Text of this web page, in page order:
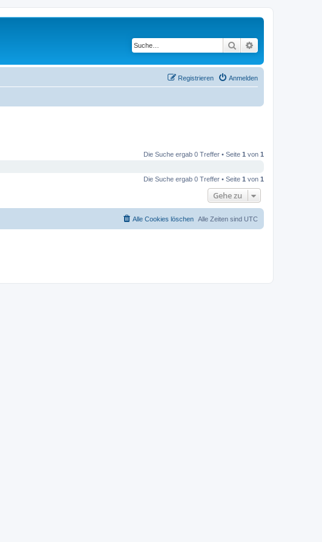
Suche
Anmelden
Registrieren
Die Suche ergab 0 Treffer • Seite 1 von 1
Die Suche ergab 0 Treffer • Seite 1 von 1
Gehe zu
Alle Zeiten sind UTC
Alle Cookies löschen